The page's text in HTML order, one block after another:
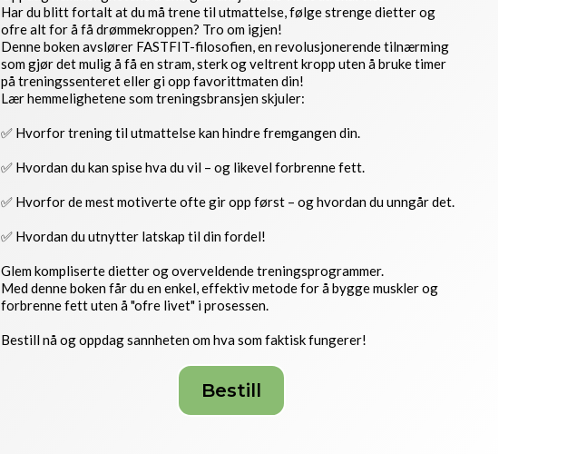
Har du blitt fortalt at du må trene til utmattelse, følge strenge dietter og
ofre alt for å få drømmekroppen? Tro om igjen!
Denne boken avslører FASTFIT-filosofien, en revolusjonerende tilnærming
som gjør det mulig å få en stram, sterk og veltrent kropp uten å bruke timer
på treningssenteret eller gi opp favorittmaten din!
Lær hemmelighetene som treningsbransjen skjuler:
✅ Hvorfor trening til utmattelse kan hindre fremgangen din.
✅ Hvordan du kan spise hva du vil – og likevel forbrenne fett.
✅ Hvorfor de mest motiverte ofte gir opp først – og hvordan du unngår det.
✅ Hvordan du utnytter latskap til din fordel!
Glem kompliserte dietter og overveldende treningsprogrammer.
Med denne boken får du en enkel, effektiv metode for å bygge muskler og
forbrenne fett uten å "ofre livet" i prosessen.
Bestill nå og oppdag sannheten om hva som faktisk fungerer!
Bestill